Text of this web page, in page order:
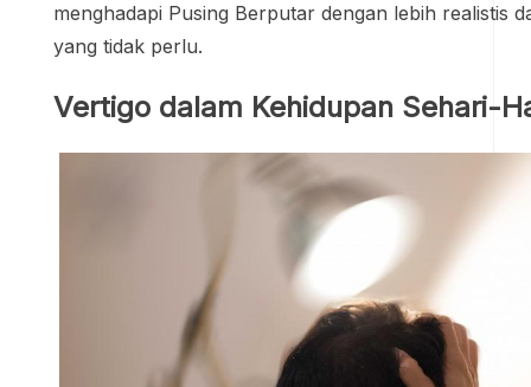
menghadapi Pusing Berputar dengan lebih realistis
yang tidak perlu.
Vertigo dalam Kehidupan Sehari-